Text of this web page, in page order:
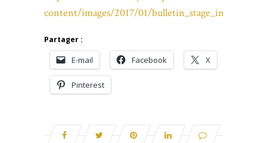
content/images/2017/01/
Partager :
E-mail Facebook X
Pinterest